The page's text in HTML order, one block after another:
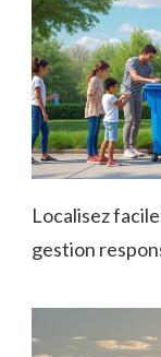
Localisez
gestion